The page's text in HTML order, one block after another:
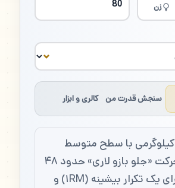
زن
سنجش قدرت من کالری و ابزار
یک مرد ۸۰ کیلوگرمی با سطح متوسط
معمولاً در حرکت «جلو بازو لاری» حدود ۴۸
کیلوگرم را برای یک تکرار بیشینه (۱RM) و